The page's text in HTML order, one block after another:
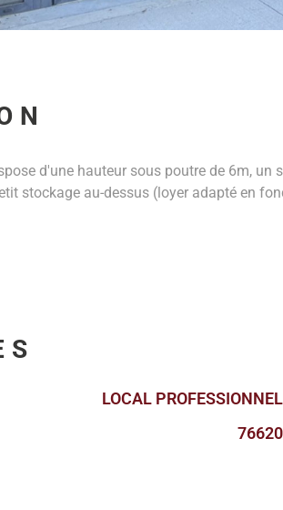
d'une hauteur sous poutre de 6m,
stockage au-dessus (loyer adapté en
LOCAL PROFESSIONNEL
76620